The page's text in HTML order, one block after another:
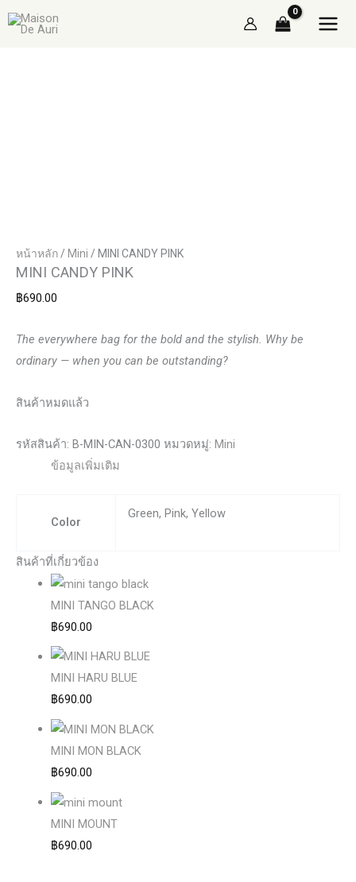
Skip
หน้าหลัก / Mini / MINI CANDY PINK
MINI CANDY PINK
฿690.00
The everywhere bag for the bold and the stylish. Why be
ordinary — when you can be outstanding?
สินค้าหมดแล้ว
รหัสสินค้า: B-MIN-CAN-0300 หมวดหมู่: Mini
ข้อมูลเพิ่มเติม
Color
Green, Pink, Yellow
สินค้าที่เกี่ยวข้อง
MINI TANGO BLACK
฿690.00
MINI HARU BLUE
฿690.00
MINI MON BLACK
฿690.00
MINI MOUNT
฿690.00